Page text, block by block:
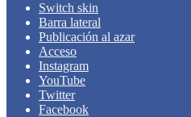
Switch skin
Barra lateral
Publicación al azar
Acceso
Instagram
YouTube
Twitter
Facebook